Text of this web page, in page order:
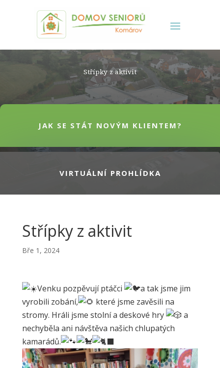
Střípky z aktivit
JAK SE STÁT NOVÝM KLIENTEM?
VIRTUÁLNÍ PROHLÍDKA
Střípky z aktivit
Bře 1, 2024
Venku pozpěvují ptáčci
a tak jsme jim
vyrobili zobání,
které jsme zavěsili na
stromy. Hráli jsme stolní a deskové hry
a
nechyběla ani návštěva našich chlupatých
kamarádů.